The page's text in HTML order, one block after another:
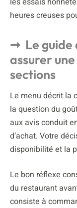
heures creuses
Le
assurer
sections
Le menu décrit la
la question du
aux avis conduit
d’achat. Votre
disponibilité et la
Le bon réflexe
du restaurant
consiste à